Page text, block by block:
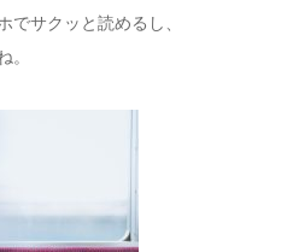
でサクッと読めるし、
。